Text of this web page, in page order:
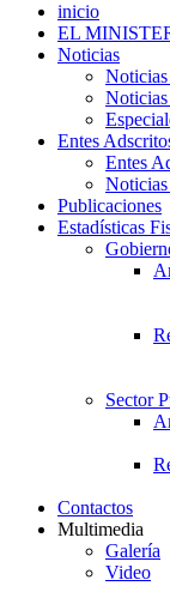
inicio
EL
Noticias
Entes
Entes
Publicaciones
Estadísticas
Sector
Contactos
Multimedia
Galería
Video